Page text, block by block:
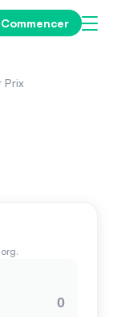
Commencer
Prix